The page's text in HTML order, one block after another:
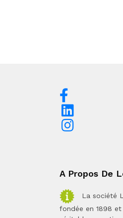
A Propos De
La société
fondée en 1898